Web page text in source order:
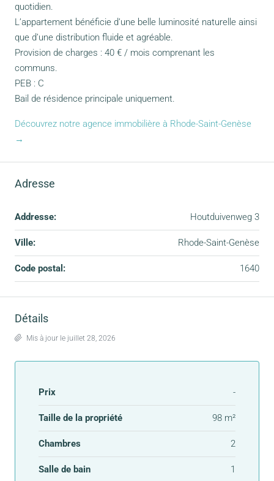
quotidien.
L’appartement bénéficie d’une belle luminosité naturelle ainsi
que d’une distribution fluide et agréable.
Provision de charges : 40 € / mois comprenant les
communs.
PEB : C
Bail de résidence principale uniquement.
Découvrez notre agence immobilière à Rhode-Saint-Genèse
→
Adresse
Addresse: Houtduivenweg 3
Ville: Rhode-Saint-Genèse
Code postal: 1640
Détails
Mis à jour le juillet 28, 2026
Prix -
Taille de la propriété 98 m²
Chambres 2
Salle de bain 1